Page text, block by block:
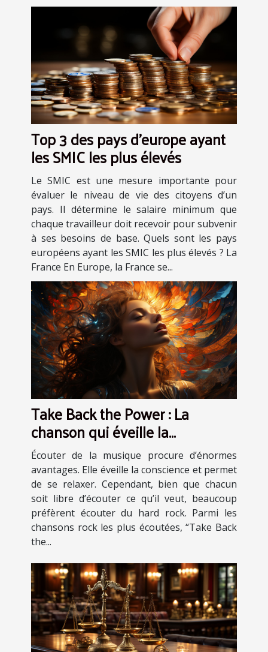
Top 3 des pays d'europe ayant
les SMIC les plus élevés
Le SMIC est une mesure importante pour
évaluer le niveau de vie des citoyens d’un
pays. Il détermine le salaire minimum que
chaque travailleur doit recevoir pour subvenir
à ses besoins de base. Quels sont les pays
européens ayant les SMIC les plus élevés ? La
France En Europe, la France se...
Take Back the Power : La
chanson qui éveille la
conscience et procure des
sensations fortes
Écouter de la musique procure d’énormes
avantages. Elle éveille la conscience et permet
de se relaxer. Cependant, bien que chacun
soit libre d’écouter ce qu’il veut, beaucoup
préfèrent écouter du hard rock. Parmi les
chansons rock les plus écoutées, “Take Back
the...